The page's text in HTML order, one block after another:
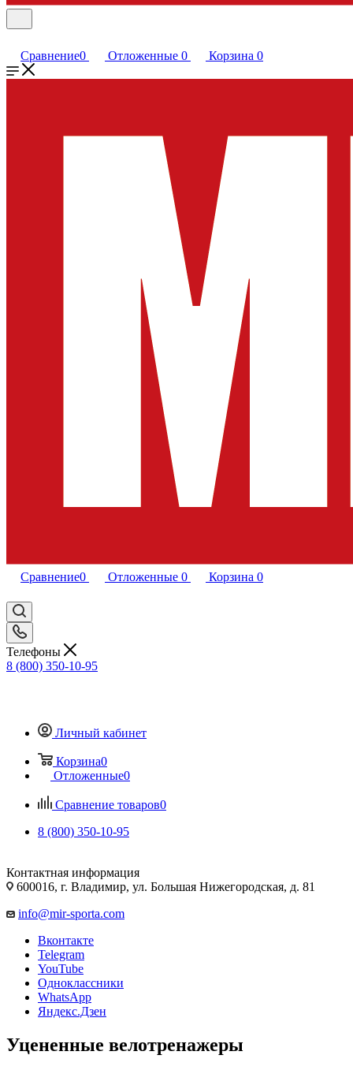
Сравнение0 Отложенные 0 Корзина 0
Сравнение0 Отложенные 0 Корзина 0
Телефоны
8 (800) 350-10-95
Личный кабинет
Корзина0
Отложенные0
Сравнение товаров0
8 (800) 350-10-95
Контактная информация
600016, г. Владимир, ул. Большая Нижегородская, д. 81
info@mir-sporta.com
Вконтакте
Telegram
YouTube
Одноклассники
WhatsApp
Яндекс.Дзен
Уцененные велотренажеры